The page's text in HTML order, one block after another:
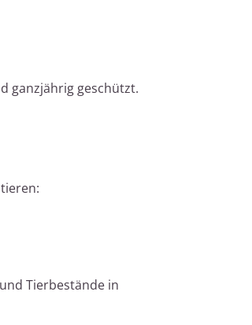
ganzjährig geschützt.
Tierbestände in